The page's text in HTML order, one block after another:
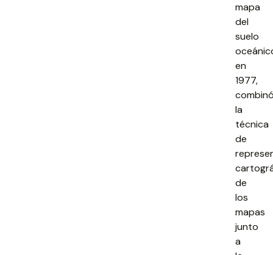
mapa
del
suelo
en
1977,
la
técnica
de
de
los
mapas
junto
a